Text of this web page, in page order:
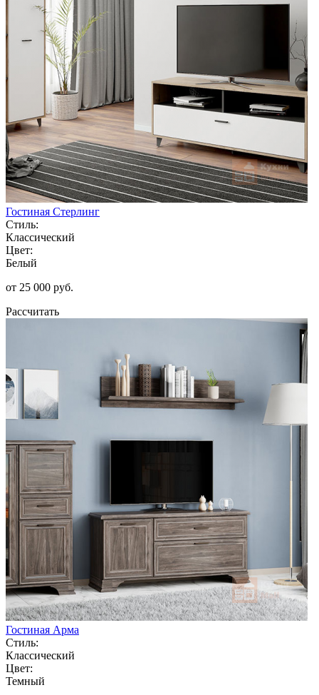
Гостиная Стерлинг
Стиль:
Классический
Цвет:
Белый
от 25 000 руб.
Рассчитать
Гостиная Арма
Стиль:
Классический
Цвет:
Темный